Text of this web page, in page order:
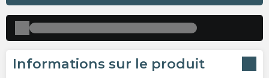
Informations sur le produit